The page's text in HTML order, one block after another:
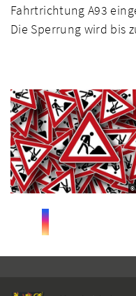
Fahrtrichtung A93
Die Sperrung wird bis
©